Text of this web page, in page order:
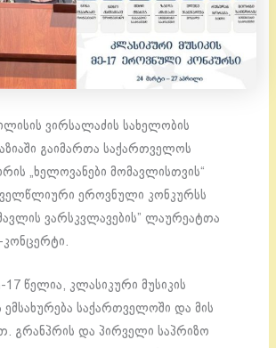
ვირსალაძის სახელობის
გაიმართა საქართველოს
„ხელოვანები მომავლისთვის“
ეროვნული კონკურსს
ვარსკვლავების” ლაურეატთა
კონცერტი.
17 წელია, კლასიკური მუსიკის
საქართველოში და მის
გრანპრის და პირველი საპრიზო